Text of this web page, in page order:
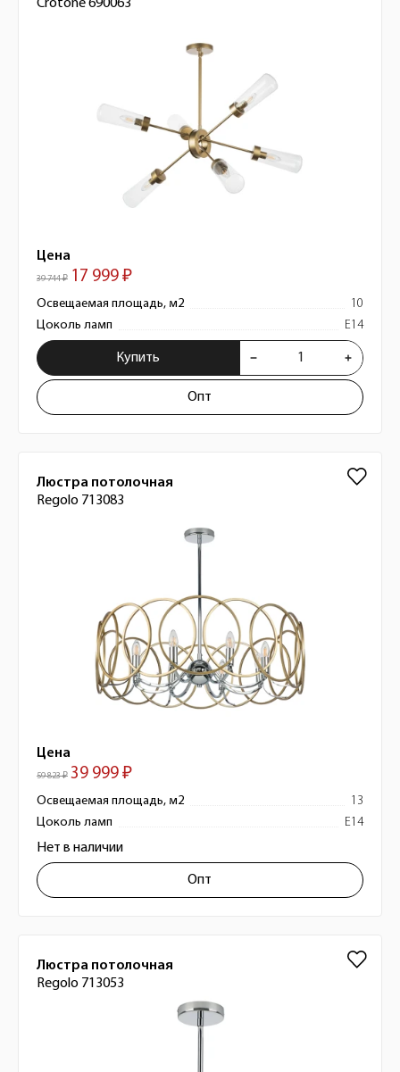
Crotone 690063
Цена
39 744 ₽ 17 999 ₽
Освещаемая площадь, м2
10
Цоколь ламп
E14
Купить
Опт
Люстра потолочная
Regolo 713083
Цена
59 823 ₽ 39 999 ₽
Освещаемая площадь, м2
13
Цоколь ламп
E14
Нет в наличии
Опт
Люстра потолочная
Regolo 713053